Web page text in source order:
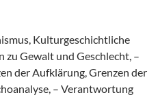
Kulturgeschichtliche
zu Gewalt und Geschlecht, –
der Aufklärung, Grenzen der
– Verantwortung